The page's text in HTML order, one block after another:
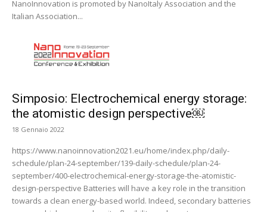
NanoInnovation is promoted by NanoItaly Association and the
Italian Association...
Simposio: Electrochemical energy storage:
the atomistic design perspective￼
18 Gennaio 2022
https://www.nanoinnovation2021.eu/home/index.php/daily-
schedule/plan-24-september/139-daily-schedule/plan-24-
september/400-electrochemical-energy-storage-the-atomistic-
design-perspective Batteries will have a key role in the transition
towards a clean energy-based world. Indeed, secondary batteries